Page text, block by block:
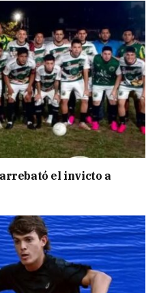
el invicto a